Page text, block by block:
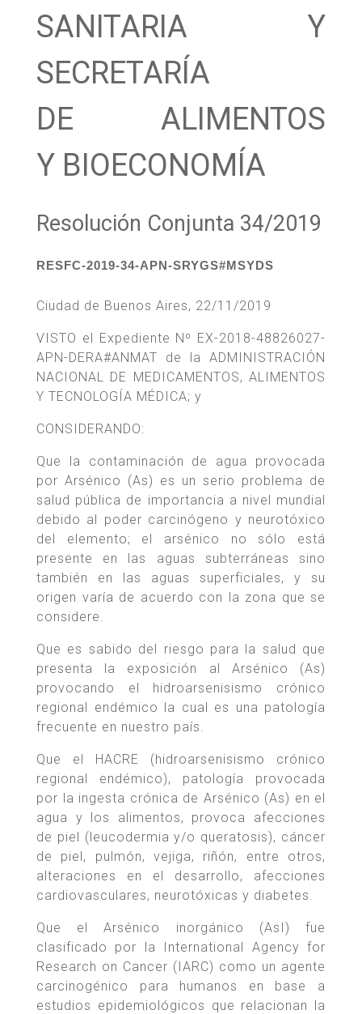
SANITARIA Y
SECRETARÍA
DE ALIMENTOS
Y BIOECONOMÍA
Resolución Conjunta 34/2019
RESFC-2019-34-APN-SRYGS#MSYDS
Ciudad de Buenos Aires, 22/11/2019
VISTO el Expediente Nº EX-2018-48826027-
APN-DERA#ANMAT de la ADMINISTRACIÓN
NACIONAL DE MEDICAMENTOS, ALIMENTOS
Y TECNOLOGÍA MÉDICA; y
CONSIDERANDO:
Que la contaminación de agua provocada
por Arsénico (As) es un serio problema de
salud pública de importancia a nivel mundial
debido al poder carcinógeno y neurotóxico
del elemento; el arsénico no sólo está
presente en las aguas subterráneas sino
también en las aguas superficiales, y su
origen varía de acuerdo con la zona que se
considere.
Que es sabido del riesgo para la salud que
presenta la exposición al Arsénico (As)
provocando el hidroarsenisismo crónico
regional endémico la cual es una patología
frecuente en nuestro país.
Que el HACRE (hidroarsenisismo crónico
regional endémico), patología provocada
por la ingesta crónica de Arsénico (As) en el
agua y los alimentos, provoca afecciones
de piel (leucodermia y/o queratosis), cáncer
de piel, pulmón, vejiga, riñón, entre otros,
alteraciones en el desarrollo, afecciones
cardiovasculares, neurotóxicas y diabetes.
Que el Arsénico inorgánico (AsI) fue
clasificado por la International Agency for
Research on Cancer (IARC) como un agente
carcinogénico para humanos en base a
estudios epidemiológicos que relacionan la